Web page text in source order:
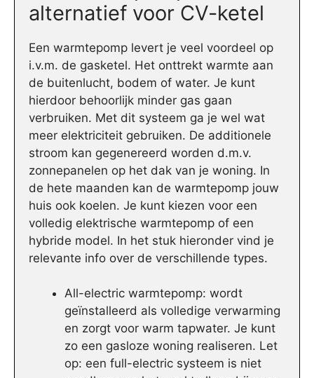
alternatief voor CV-ketel
Een warmtepomp levert je veel voordeel op
i.v.m. de gasketel. Het onttrekt warmte aan
de buitenlucht, bodem of water. Je kunt
hierdoor behoorlijk minder gas gaan
verbruiken. Met dit systeem ga je wel wat
meer elektriciteit gebruiken. De additionele
stroom kan gegenereerd worden d.m.v.
zonnepanelen op het dak van je woning. In
de hete maanden kan de warmtepomp jouw
huis ook koelen. Je kunt kiezen voor een
volledig elektrische warmtepomp of een
hybride model. In het stuk hieronder vind je
relevante info over de verschillende types.
All-electric warmtepomp: wordt
geïnstalleerd als volledige verwarming
en zorgt voor warm tapwater. Je kunt
zo een gasloze woning realiseren. Let
op: een full-electric systeem is niet